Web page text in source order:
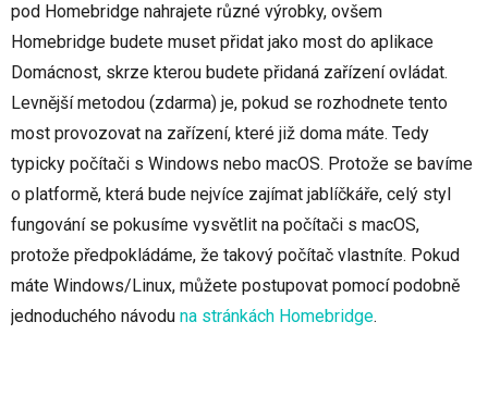
pod Homebridge nahrajete různé výrobky, ovšem
Homebridge budete muset přidat jako most do aplikace
Domácnost, skrze kterou budete přidaná zařízení ovládat.
Levnější metodou (zdarma) je, pokud se rozhodnete tento
most provozovat na zařízení, které již doma máte. Tedy
typicky počítači s Windows nebo macOS. Protože se bavíme
o platformě, která bude nejvíce zajímat jablíčkáře, celý styl
fungování se pokusíme vysvětlit na počítači s macOS,
protože předpokládáme, že takový počítač vlastníte. Pokud
máte Windows/Linux, můžete postupovat pomocí podobně
jednoduchého návodu na stránkách Homebridge.